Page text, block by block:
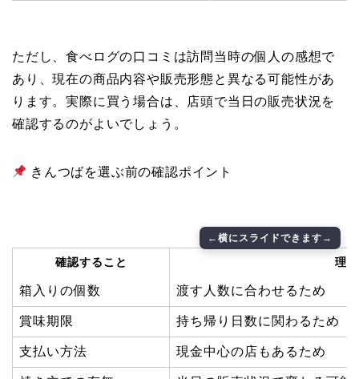
ただし、食べログの口コミは訪問当時の個人の感想で
あり、現在の商品内容や販売形態と異なる可能性があ
ります。実際に買う場合は、店頭で当日の販売状況を
確認するのがよいでしょう。
きんつばを選ぶ前の確認ポイント
確認すること 理由
箱入りの個数 渡す人数に合わせるため
賞味期限 持ち帰り日数に関わるため
支払い方法 現金中心の店もあるため